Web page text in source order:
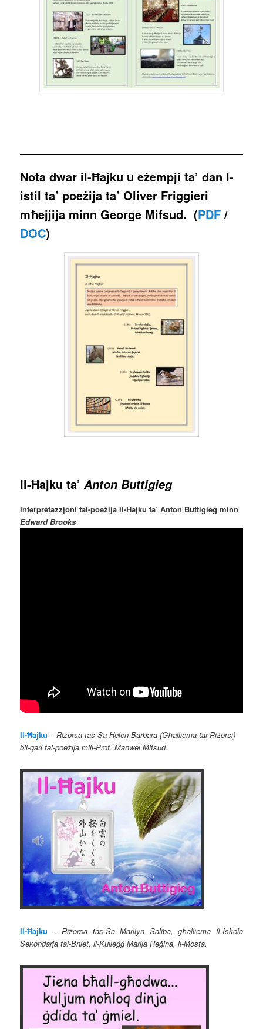
Nota dwar il-Ħajku u eżempji ta’ dan l-
istil ta’ poeżija ta’ Oliver Friggieri
mħejjija minn George Mifsud. (PDF/
DOC)
Il-Ħajku ta’Anton Buttigieg
Interpretazzjoni tal-poeżija Il-Ħajku ta’ Anton Buttigieg minn
Edward Brooks
Il-Ħajku –Riżorsa tas-Sa Helen Barbara (Għalliema tar-Riżorsi)
bil-qari tal-poeżija mill-Prof. Manwel Mifsud.
Il-Ħajku –Riżorsa tas-Sa Marilyn Saliba, għalliema fl-Iskola
Sekondarja tal-Bniet, il-Kulleġġ Marija Reġina, il-Mosta.